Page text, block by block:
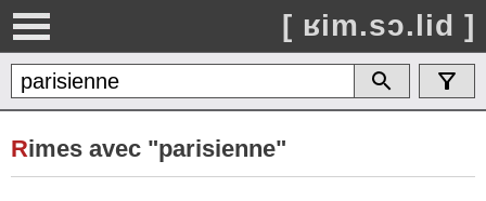
[ ʁim.sɔ.lid ]
Rimes avec "parisienne"